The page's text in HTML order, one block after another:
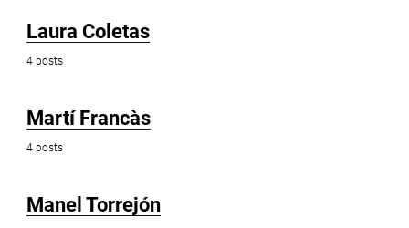
Laura Coletas
4 posts
Martí Francàs
4 posts
Manel Torrejón